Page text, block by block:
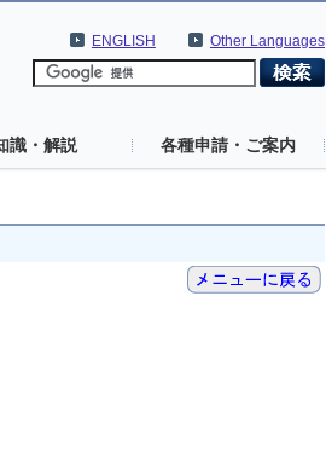
Other Languages
ENGLISH
識・解説 各種申請・ご案内